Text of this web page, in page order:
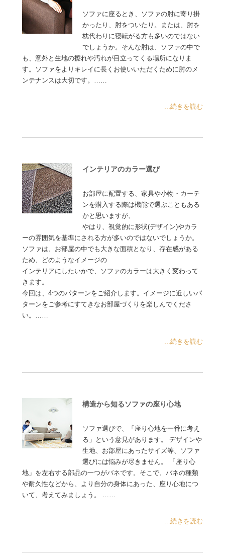
ソファに座るとき、ソファの肘に寄り掛
かったり、肘をついたり。または、肘を
枕代わりに寝転がる方も多いのではない
でしょうか。そんな肘は、ソファの中で
も、意外と生地の擦れや汚れが目立ってくる場所になりま
す。ソファをよりキレイに長くお使いいただくために肘のメ
ンテナンスは大切です。……
...続きを読む
インテリアのカラー選び
お部屋に配置する、家具や小物・カーテ
ンを購入する際は機能で選ぶこともある
かと思いますが、
やはり、視覚的に形状(デザイン)やカラ
ーの雰囲気を基準にされる方が多いのではないでしょうか。
ソファは、お部屋の中でも大きな面積となり、存在感がある
ため、どのようなイメージの
インテリアにしたいかで、ソファのカラーは大きく変わって
きます。
今回は、4つのパターンをご紹介します。イメージに近しいパ
ターンをご参考にすてきなお部屋づくりを楽しんでくださ
い。……
...続きを読む
構造から知るソファの座り心地
ソファ選びで、「座り心地を一番に考え
る」という意見があります。 デザインや
生地、お部屋にあったサイズ等、ソファ
選びには悩みが尽きません。 「座り心
地」を左右する部品の一つがバネです。そこで、バネの種類
や耐久性などから、より自分の身体にあった、座り心地につ
いて、考えてみましょう。 ……
...続きを読む